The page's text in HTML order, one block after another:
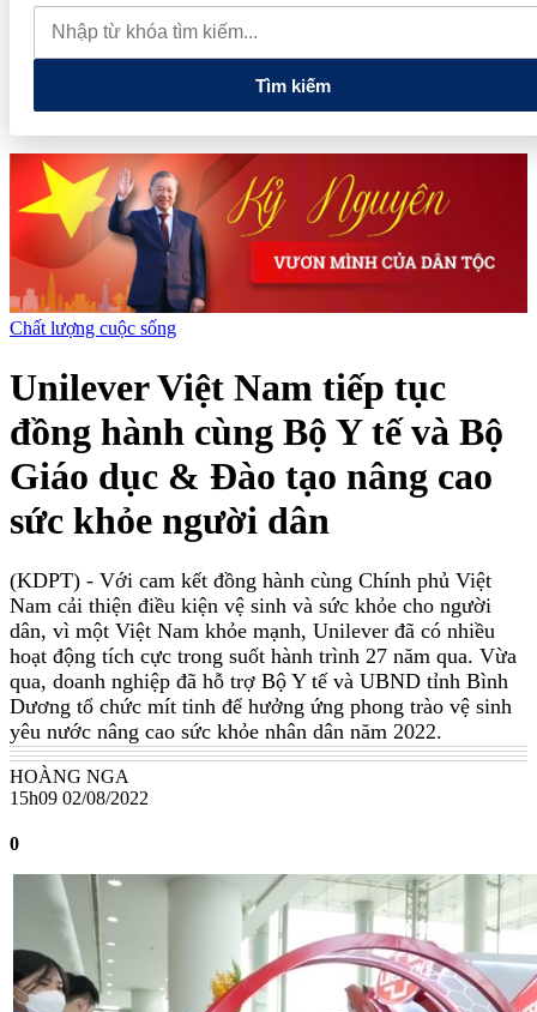
trong 2 năm
Phú Thọ phát triển 14 đô thị trọng điểm, mở cánh
cửa cho kỷ nguyên tăng trưởng mới
Tìm kiếm
Chất lượng cuộc sống
Unilever Việt Nam tiếp tục
đồng hành cùng Bộ Y tế và Bộ
Giáo dục & Đào tạo nâng cao
sức khỏe người dân
(KDPT) - Với cam kết đồng hành cùng Chính phủ Việt
Nam cải thiện điều kiện vệ sinh và sức khỏe cho người
dân, vì một Việt Nam khỏe mạnh, Unilever đã có nhiều
hoạt động tích cực trong suốt hành trình 27 năm qua. Vừa
qua, doanh nghiệp đã hỗ trợ Bộ Y tế và UBND tỉnh Bình
Dương tổ chức mít tinh để hưởng ứng phong trào vệ sinh
yêu nước nâng cao sức khỏe nhân dân năm 2022.
HOÀNG NGA
15h09 02/08/2022
0